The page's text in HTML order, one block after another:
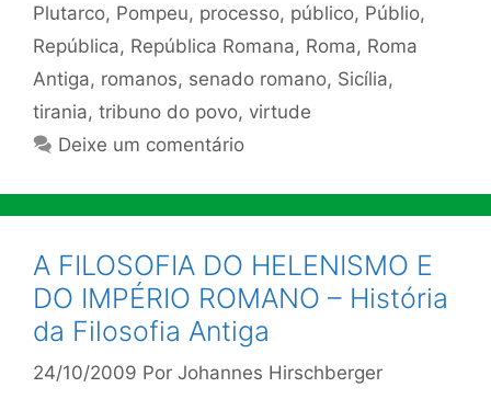
Plutarco, Pompeu, processo, público, Públio,
República, República Romana, Roma, Roma
Antiga, romanos, senado romano, Sicília,
tirania, tribuno do povo, virtude
Deixe um comentário
A FILOSOFIA DO HELENISMO E
DO IMPÉRIO ROMANO – História
da Filosofia Antiga
24/10/2009 Por Johannes Hirschberger